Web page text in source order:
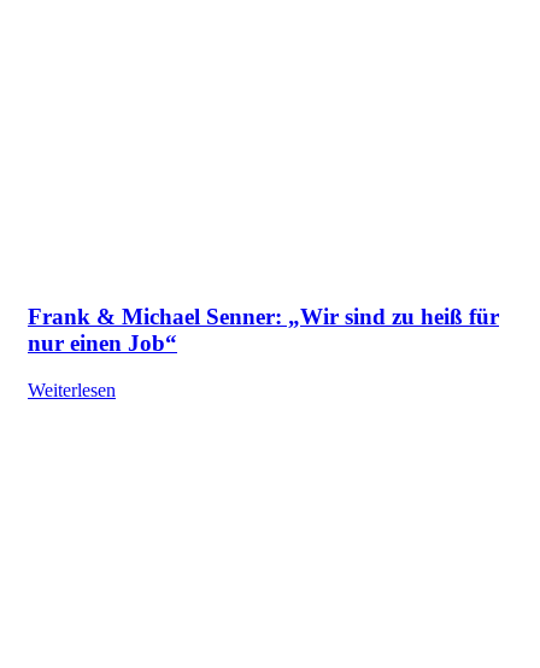
Frank & Michael Senner: „Wir sind zu heiß für
nur einen Job“
Weiterlesen